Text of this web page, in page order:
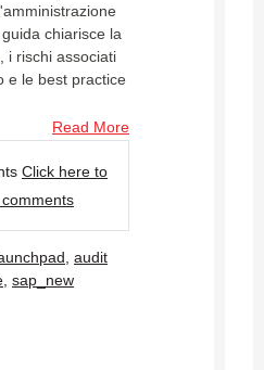
chiarisce la
i rischi associati
e le best practice
Read More
Click here to
audit
sap_new